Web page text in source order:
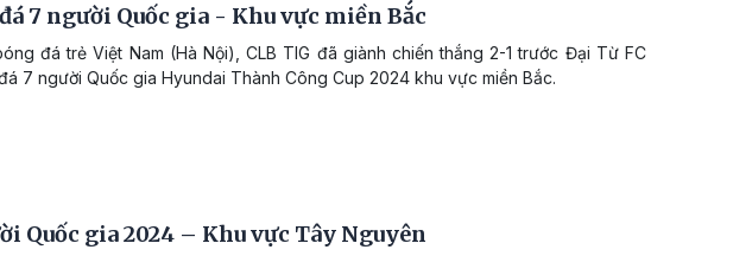
7 người Quốc gia - Khu vực miền Bắc
đá trẻ Việt Nam (Hà Nội), CLB TIG đã giành chiến thắng 2-1 trước Đại Từ FC
7 người Quốc gia Hyundai Thành Công Cup 2024 khu vực miền Bắc.
Quốc gia 2024 – Khu vực Tây Nguyên